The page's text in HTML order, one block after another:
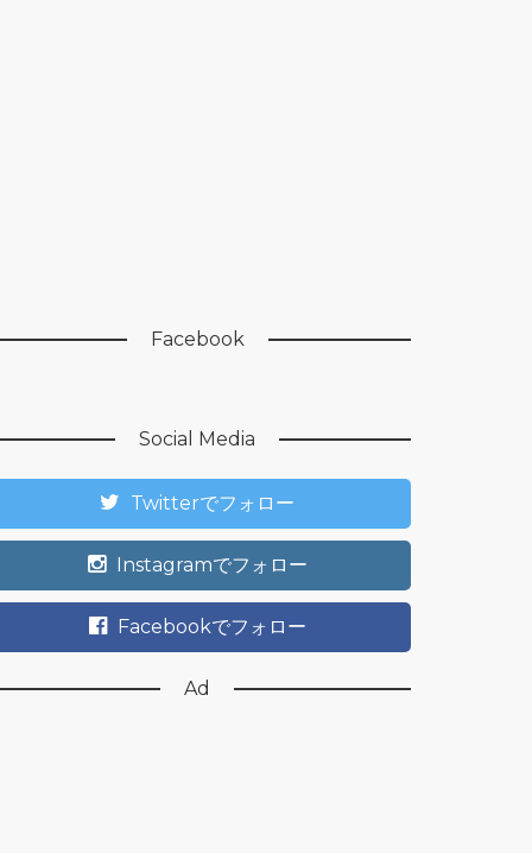
Facebook
Social Media
Twitterでフォロー
Instagramでフォロー
Facebookでフォロー
Ad